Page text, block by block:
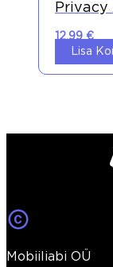
Privacy
12,99 €
Lisa
Mobiiliabi OÜ